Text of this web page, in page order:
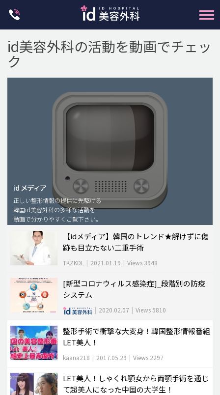
脂肪注入(アンチエイジング)
豊胸手術・バストアップ
プチ整形
脂肪吸引 (大容量)
メンズ整形
idニュース
病院紹介
料金一覧
ご相談のお問い合わせ
id美容外科の活動を動画でチェッ
ク
id メディア
正しい整形情報の提供に先駆ける
韓国id美容外科の多様な活動を
動画で分かりやすくご覧下さい。
【idメディア】韓国のトレンド★解けずに傷
跡も目立たない二重手術
TKZKDL | 2021.01.19 | Views 3948
[新型コロナウィルス感染症]_段階別の防疫
システム
| 2020.02.07 | Views 5810
整形手術で衝撃な大変身！韓国整形情報番組
LET美人！
kaana218 | 2017.05.29 | Views 2297
LET美人！しゃくれ顎女から両顎手術を通じ
て超美人になった中国の大学生！